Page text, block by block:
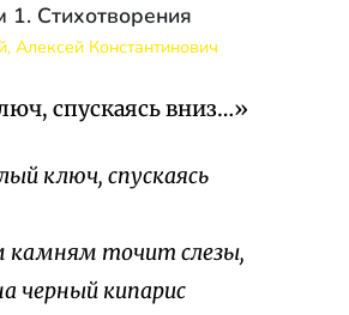
1. Стихотворения
Алексей Константинович
спускаясь вниз…»
ключ, спускаясь
камням точит слезы,
черный кипарис